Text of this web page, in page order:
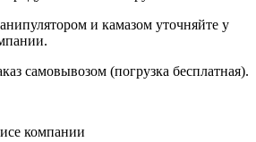
и камазом уточняйте у
самовывозом (погрузка бесплатная).
компании